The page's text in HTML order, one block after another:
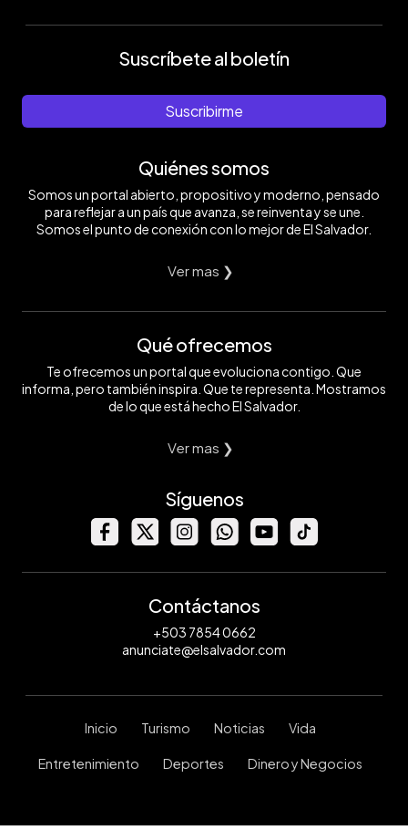
Suscríbete al boletín
Suscribirme
Quiénes somos
Somos un portal abierto, propositivo y moderno, pensado
para reflejar a un país que avanza, se reinventa y se une.
Somos el punto de conexión con lo mejor de El Salvador.
Ver mas ❯
Qué ofrecemos
Te ofrecemos un portal que evoluciona contigo. Que
informa, pero también inspira. Que te representa. Mostramos
de lo que está hecho El Salvador.
Ver mas ❯
Síguenos
Contáctanos
+503 7854 0662
anunciate@elsalvador.com
Inicio Turismo Noticias Vida
Entretenimiento Deportes Dinero y Negocios